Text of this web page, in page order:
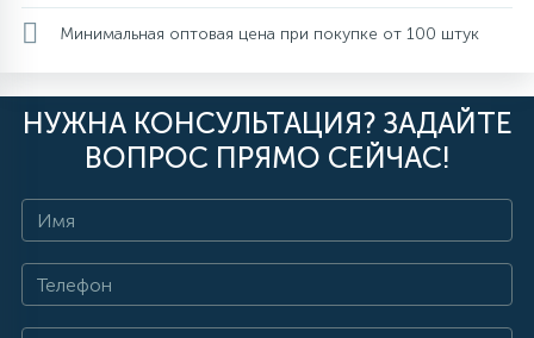
Минимальная оптовая цена при покупке от 100 штук
НУЖНА КОНСУЛЬТАЦИЯ? ЗАДАЙТЕ
ВОПРОС ПРЯМО СЕЙЧАС!